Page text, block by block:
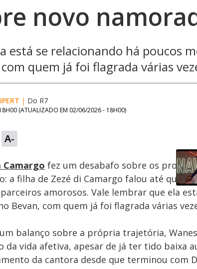
novo
está se relacionando há poucos
quem já foi flagrada várias
| Do R7
(ATUALIZADO EM 02/06/2026 - 18H00)
A-
Ativar
Som
Camargo fez um desabafo sobre os
a filha de Zezé di Camargo falou até que,
amorosos. Vale lembrar que ela
Bevan, com quem já foi flagrada várias
balanço sobre a própria trajetória,
da vida afetiva, apesar de já ter tido baixa
da cantora desde que terminou com